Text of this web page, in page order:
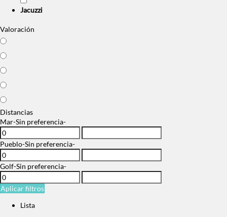
Jacuzzi
Valoración
Distancias
Mar-Sin preferencia-
Pueblo-Sin preferencia-
Golf-Sin preferencia-
Aplicar filtros
Lista